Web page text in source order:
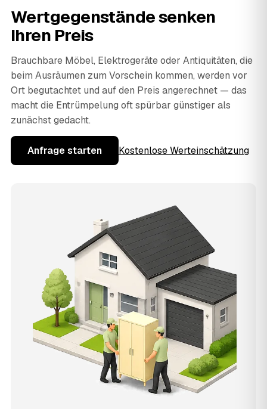
Wertgegenstände senken
Ihren Preis
Brauchbare Möbel, Elektrogeräte oder Antiquitäten, die
beim Ausräumen zum Vorschein kommen, werden vor
Ort begutachtet und auf den Preis angerechnet — das
macht die Entrümpelung oft spürbar günstiger als
zunächst gedacht.
Anfrage starten Kostenlose Werteinschätzung